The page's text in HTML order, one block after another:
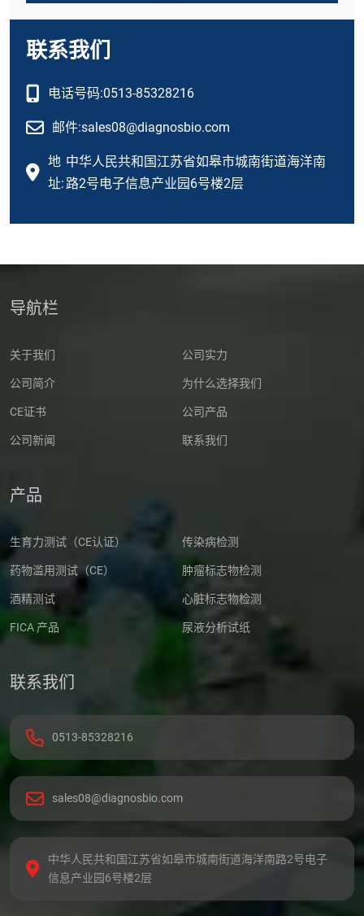
联系我们
电话号码:0513-85328216
邮件:sales08@diagnosbio.com
地
址:
中华人民共和国江苏省如皋市城南街道海洋南
路2号电子信息产业园6号楼2层
导航栏
关于我们 公司实力
公司简介 为什么选择我们
CE证书 公司产品
公司新闻 联系我们
产品
生育力测试（CE认证） 传染病检测
药物滥用测试（CE） 肿瘤标志物检测
酒精测试 心脏标志物检测
FICA 产品 尿液分析试纸
联系我们
0513-85328216
sales08@diagnosbio.com
中华人民共和国江苏省如皋市城南街道海洋南路2号电子
信息产业园6号楼2层